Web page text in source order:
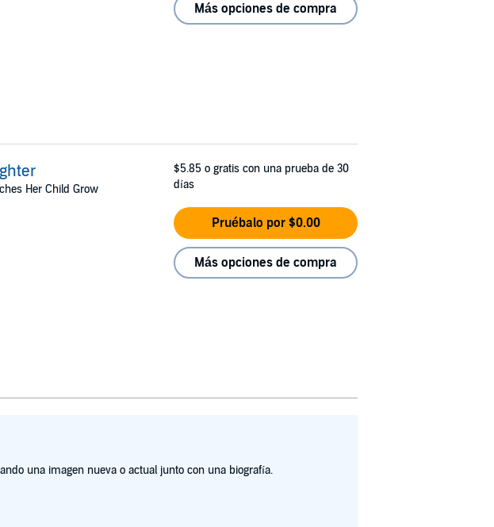
Más opciones de compra
Her Child Grow
$5.85 o gratis con una prueba de 30
días
Pruébalo por $0.00
Más opciones de compra
una imagen nueva o actual junto con una biografía.